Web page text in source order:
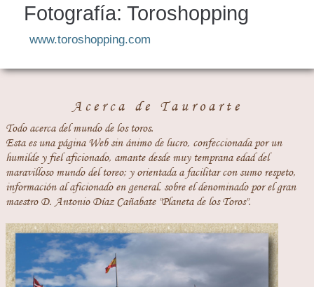
Fotografía: Toroshopping
www.toroshopping.com
Acerca de Tauroarte
Todo acerca del mundo de los toros.
Esta es una página Web sin ánimo de lucro, confeccionada por un
humilde y fiel aficionado, amante desde muy temprana edad del
maravilloso mundo del toreo; y orientada a facilitar con sumo respeto,
información al aficionado en general, sobre el denominado por el gran
maestro D. Antonio Díaz Cañabate "Planeta de los Toros".